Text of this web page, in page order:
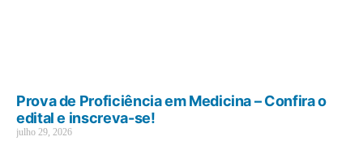
Prova de Proficiência em Medicina – Confira o
edital e inscreva-se!
julho 29, 2026